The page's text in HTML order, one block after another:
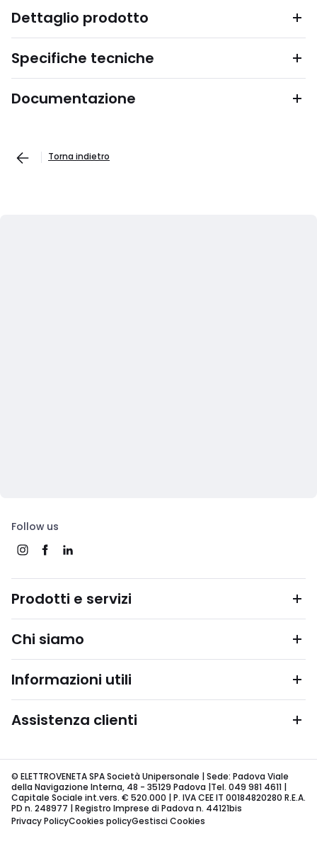
Dettaglio prodotto
Specifiche tecniche
Documentazione
Torna indietro
Follow us
Prodotti e servizi
Chi siamo
Informazioni utili
Assistenza clienti
© ELETTROVENETA SPA Società Unipersonale | Sede: Padova Viale
della Navigazione Interna, 48 - 35129 Padova |Tel. 049 981 4611 |
Capitale Sociale int.vers. € 520.000 | P. IVA CEE IT 00184820280 R.E.A.
PD n. 248977 | Registro Imprese di Padova n. 44121bis
Privacy PolicyCookies policyGestisci Cookies